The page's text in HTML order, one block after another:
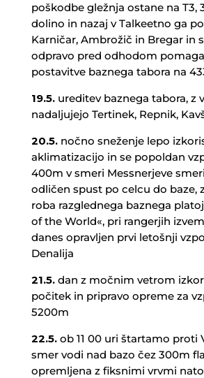
poškodbe gležnja ostane na T3,
dolino in nazaj v Talkeetno ga
Karničar, Ambrožič in Bregar in
odpravo pred odhodom
postavitve baznega tabora na
19.5.ureditev baznega tabora, z
nadaljujejo Tertinek, Repnik,
20.5. nočno sneženje lepo
aklimatizacijo in se popoldan
400m v smeri Messnerjeve
odličen spust po celcu do baze,
roba razglednega baznega
of the World«, pri rangerjih
danes opravljen prvi letošnji
Denalija
21.5. dan z močnim vetrom
počitek in pripravo opreme za
5200m
22.5.ob 11 00 uri štartamo proti
smer vodi nad bazo čez 300m
opremljena z fiksnimi vrvmi